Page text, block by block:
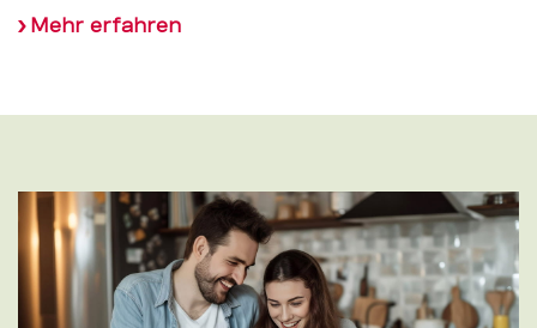
Mehr erfahren